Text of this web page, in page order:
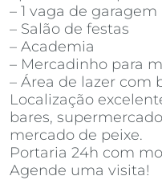
– 1 vaga de
– Salão de festas
– Academia
– Mercadinho para
– Área de lazer com
Localização
bares,
mercado de peixe.
Portaria 24h com
Agende uma visita!